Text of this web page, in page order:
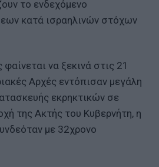
το ενδεχόμενο
κατά ισραηλινών στόχων
να ξεκινά στις 21
Αρχές εντόπισαν μεγάλη
εκρηκτικών σε
της Ακτής του Κυβερνήτη, η
με 32χρονο